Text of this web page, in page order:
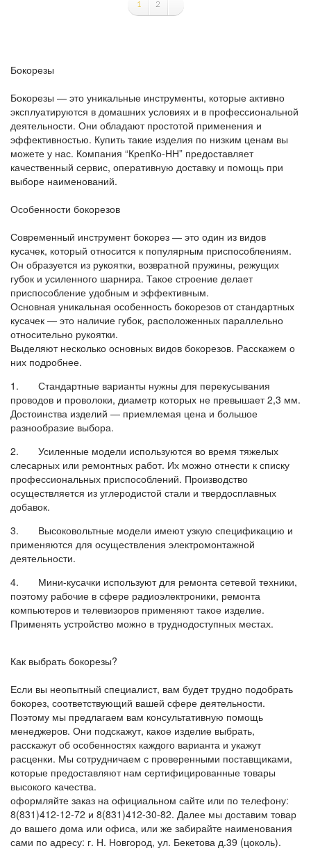
1 2
Бокорезы
Бокорезы — это уникальные инструменты, которые активно
эксплуатируются в домашних условиях и в профессиональной
деятельности. Они обладают простотой применения и
эффективностью. Купить такие изделия по низким ценам вы
можете у нас. Компания “КрепКо-НН” предоставляет
качественный сервис, оперативную доставку и помощь при
выборе наименований.
Особенности бокорезов
Современный инструмент бокорез — это один из видов
кусачек, который относится к популярным приспособлениям.
Он образуется из рукоятки, возвратной пружины, режущих
губок и усиленного шарнира. Такое строение делает
приспособление удобным и эффективным.
Основная уникальная особенность бокорезов от стандартных
кусачек — это наличие губок, расположенных параллельно
относительно рукоятки.
Выделяют несколько основных видов бокорезов. Расскажем о
них подробнее.
1. Стандартные варианты нужны для перекусывания
проводов и проволоки, диаметр которых не превышает 2,3 мм.
Достоинства изделий — приемлемая цена и большое
разнообразие выбора.
2. Усиленные модели используются во время тяжелых
слесарных или ремонтных работ. Их можно отнести к списку
профессиональных приспособлений. Производство
осуществляется из углеродистой стали и твердосплавных
добавок.
3. Высоковольтные модели имеют узкую спецификацию и
применяются для осуществления электромонтажной
деятельности.
4. Мини-кусачки используют для ремонта сетевой техники,
поэтому рабочие в сфере радиоэлектроники, ремонта
компьютеров и телевизоров применяют такое изделие.
Применять устройство можно в труднодоступных местах.
Как выбрать бокорезы?
Если вы неопытный специалист, вам будет трудно подобрать
бокорез, соответствующий вашей сфере деятельности.
Поэтому мы предлагаем вам консультативную помощь
менеджеров. Они подскажут, какое изделие выбрать,
расскажут об особенностях каждого варианта и укажут
расценки. Мы сотрудничаем с проверенными поставщиками,
которые предоставляют нам сертифицированные товары
высокого качества.
оформляйте заказ на официальном сайте или по телефону:
8(831)412-12-72 и 8(831)412-30-82. Далее мы доставим товар
до вашего дома или офиса, или же забирайте наименования
сами по адресу: г. Н. Новгород, ул. Бекетова д.39 (цоколь).